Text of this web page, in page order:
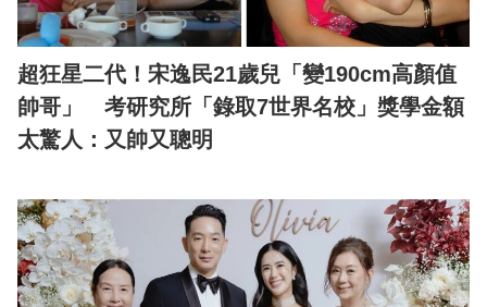
超狂星二代！宋逸民21歲兒「變190cm高顏值
帥哥」 考研究所「錄取7世界名校」獎學金額
太驚人：又帥又聰明